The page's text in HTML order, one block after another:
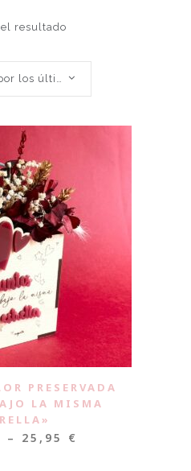
resultado
Ordenar por los últimos
PRESERVADA
LA MISMA
– 25,95 €